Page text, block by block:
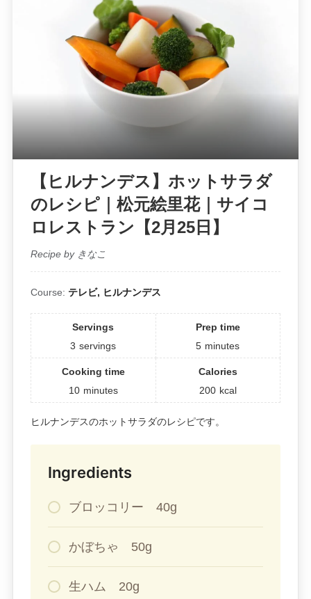
【ヒルナンデス】ホットサラダ
のレシピ｜松元絵里花｜サイコ
ロレストラン【2月25日】
Recipe by きなこ
Course: テレビ, ヒルナンデス
Servings
3 servings
Prep time
5 minutes
Cooking time
10 minutes
Calories
200 kcal
ヒルナンデスのホットサラダのレシピです。
Ingredients
ブロッコリー 40g
かぼちゃ 50g
生ハム 20g